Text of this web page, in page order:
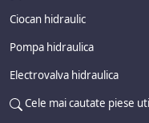
Ciocan hidraulic
Pompa hidraulica
Electrovalva hidraulica
Cele mai cautate piese